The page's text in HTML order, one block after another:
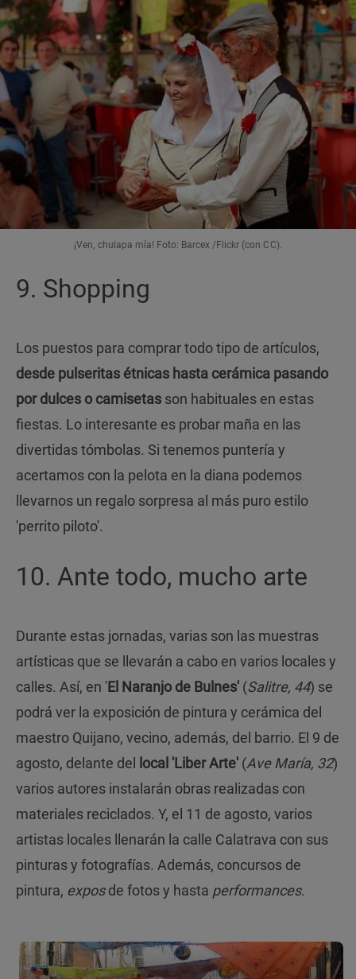
¡Ven, chulapa mía! Foto: Barcex /Flickr (con CC).
9. Shopping
Los puestos para comprar todo tipo de artículos,
desde pulseritas étnicas hasta cerámica pasando
por dulces o camisetas son habituales en estas
fiestas. Lo interesante es probar maña en las
divertidas tómbolas. Si tenemos puntería y
acertamos con la pelota en la diana podemos
llevarnos un regalo sorpresa al más puro estilo
'perrito piloto'.
10. Ante todo, mucho arte
Durante estas jornadas, varias son las muestras
artísticas que se llevarán a cabo en varios locales y
calles. Así, en 'El Naranjo de Bulnes' (Salitre, 44) se
podrá ver la exposición de pintura y cerámica del
maestro Quijano, vecino, además, del barrio. El 9 de
agosto, delante del local 'Liber Arte' (Ave María, 32)
varios autores instalarán obras realizadas con
materiales reciclados. Y, el 11 de agosto, varios
artistas locales llenarán la calle Calatrava con sus
pinturas y fotografías. Además, concursos de
pintura, exposde fotos y hasta performances.